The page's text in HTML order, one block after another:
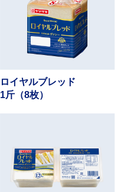
ロイヤルブレッド
1斤（8枚）